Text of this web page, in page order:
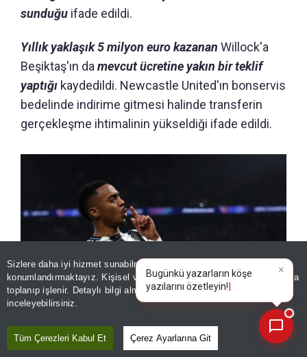
Sizlere daha iyi hizmet sunabilmek adına sitemizde
konumlandırmaktayız. Kişisel verileriniz, KVKK ve GDPR kapsamında
toplanıp işlenir. Detaylı bilgi almak içinAydınlatma Metnimizi
inceleyebilirsiniz.
Tüm Çerezleri Kabul Et Çerez Ayarlarına Git
sunduğu ifade edildi.
Yıllık yaklaşık 5 milyon euro kazanan Willock'a
Beşiktaş'ın da mevcut ücretine yakın bir teklif
yaptığı kaydedildi. Newcastle United'ın bonservis
bedelinde indirime gitmesi halinde transferin
gerçekleşme ihtimalinin yükseldiği ifade edildi.
Newcastle United forması giyen Joe Willock
GALLAGHER İÇİN KİRALAMA
Bugünkü |